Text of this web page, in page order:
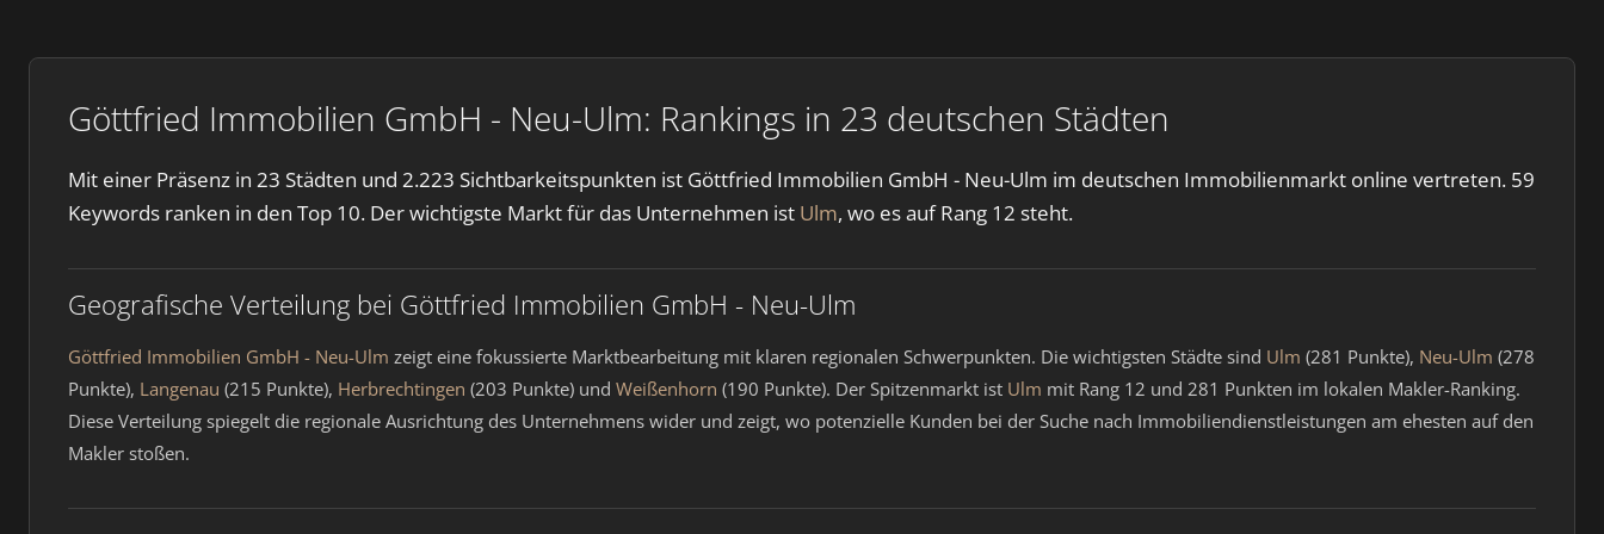
Göttfried Immobilien GmbH - Neu-Ulm: Rankings in 23 deutschen Städten
Mit einer Präsenz in 23 Städten und 2.223 Sichtbarkeitspunkten ist Göttfried Immobilien GmbH - Neu-Ulm im deutschen Immobilienmarkt online vertreten. 59
Keywords ranken in den Top 10. Der wichtigste Markt für das Unternehmen ist Ulm, wo es auf Rang 12 steht.
Geografische Verteilung bei Göttfried Immobilien GmbH - Neu-Ulm
Göttfried Immobilien GmbH - Neu-Ulm zeigt eine fokussierte Marktbearbeitung mit klaren regionalen Schwerpunkten. Die wichtigsten Städte sind Ulm (281 Punkte), Neu-Ulm (278
Punkte), Langenau (215 Punkte), Herbrechtingen (203 Punkte) und Weißenhorn (190 Punkte). Der Spitzenmarkt ist Ulm mit Rang 12 und 281 Punkten im lokalen Makler-Ranking.
Diese Verteilung spiegelt die regionale Ausrichtung des Unternehmens wider und zeigt, wo potenzielle Kunden bei der Suche nach Immobiliendienstleistungen am ehesten auf den
Makler stoßen.